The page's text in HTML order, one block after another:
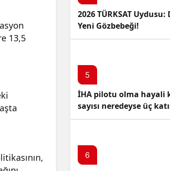
13,5
2026 TÜRKSAT Uydusu:
Yeni Gözbebeği!
5
İHA pilotu olma hayali
sayısı neredeyse üç
6